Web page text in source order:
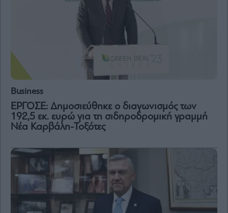
Business
ΕΡΓΟΣΕ: Δημοσιεύθηκε ο διαγωνισμός των
192,5 εκ. ευρώ για τη σιδηροδρομική γραμμή
Νέα Καρβάλη-Τοξότες